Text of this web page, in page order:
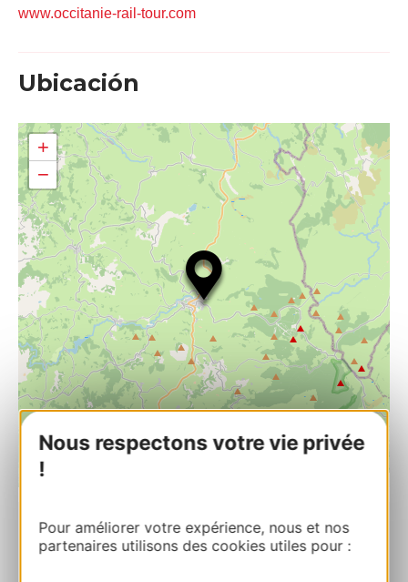
Nous respectons votre vie privée
!
Pour améliorer votre expérience, nous et nos
partenaires utilisons des cookies utiles pour :
www.occitanie-rail-tour.com
Ubicación
+
−
Coutellerie Forge de Laguiole